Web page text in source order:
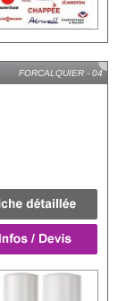
FORCALQUIER - 04